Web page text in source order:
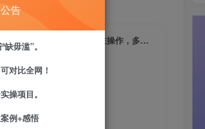
【2026.06.11】伙伴计划一条视频过审！超详细实操教程，零成本自主操作，多次被拒必看
告
毋滥”。
对比全网！
操项目。
例+感悟